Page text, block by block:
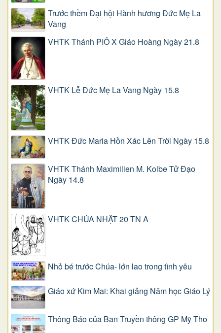
Trước thềm Đại hội Hành hương Đức Mẹ La
Vang
VHTK Thánh PIÔ X Giáo Hoàng Ngày 21.8
VHTK Lễ Đức Mẹ La Vang Ngày 15.8
VHTK Đức Maria Hồn Xác Lên Trời Ngày 15.8
VHTK Thánh Maximilien M. Kolbe Tử Đạo
Ngày 14.8
VHTK CHÚA NHẬT 20 TN A
Nhỏ bé trước Chúa- lớn lao trong tình yêu
Giáo xứ Kim Mai: Khai giảng Năm học Giáo Lý
Thông Báo của Ban Truyền thông GP Mỹ Tho